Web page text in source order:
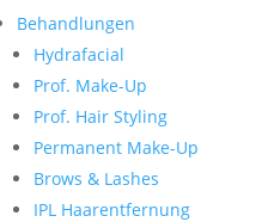
Behandlungen
Hydrafacial
Prof. Make-Up
Prof. Hair Styling
Permanent Make-Up
Brows & Lashes
IPL Haarentfernung
nach:
Neueste Kommentare
Archiv
Kategorien
Keine Kategorien
Meta
Anmelden
Feed der Einträge